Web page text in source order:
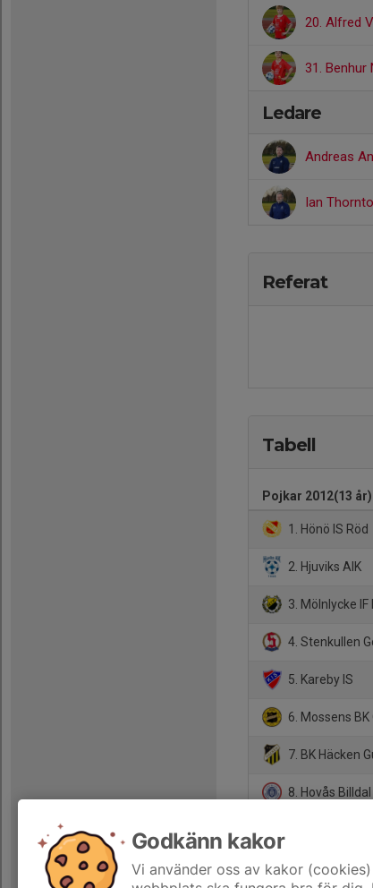
20. Alfred
31. Benhur
Ledare
Andreas
Ian
Referat
Tabell
Pojkar 2012(13
1. Hönö IS Röd
2. Hjuviks AIK
3. Mölnlycke
4. Stenkullen
5. Kareby IS
6. Mossens BK
7. BK Häcken
8. Hovås Billdal
10. Lerums IS
Godkänn kakor
Vi använder oss av kakor